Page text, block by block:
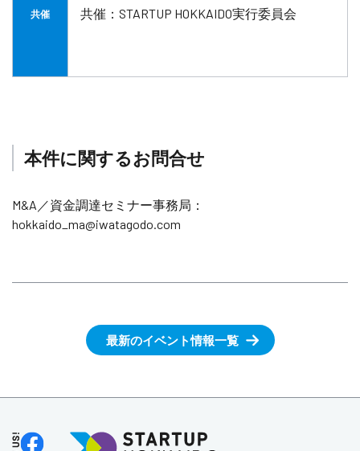
共催 共催：STARTUP HOKKAIDO実行委員会
本件に関するお問合せ
M&A／資金調達セミナー事務局：
hokkaido_ma@iwatagodo.com
最新のイベント情報一覧